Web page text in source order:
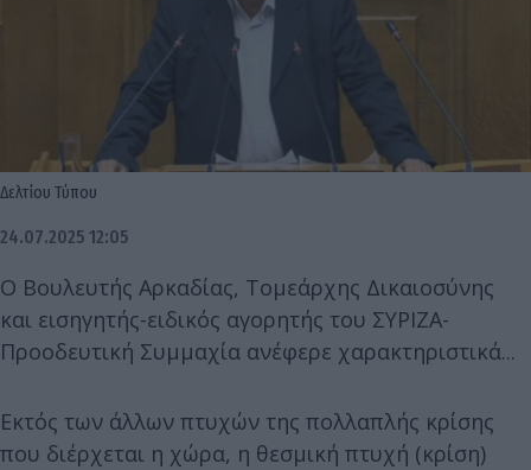
Δελτίου Τύπου
24.07.2025 12:05
Ο Βουλευτής Αρκαδίας, Τομεάρχης Δικαιοσύνης
και εισηγητής-ειδικός αγορητής του ΣΥΡΙΖΑ-
Προοδευτική Συμμαχία ανέφερε χαρακτηριστικά...
Εκτός των άλλων πτυχών της πολλαπλής κρίσης
που διέρχεται η χώρα, η θεσμική πτυχή (κρίση)